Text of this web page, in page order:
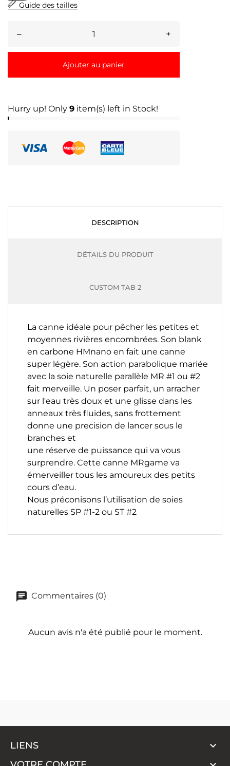
Guide des tailles
– +
Ajouter au panier
Hurry up! Only 9 item(s) left in Stock!
DESCRIPTION
DÉTAILS DU PRODUIT
CUSTOM TAB 2
La canne idéale pour pêcher les petites et
moyennes rivières encombrées. Son blank
en carbone HMnano en fait une canne
super légère. Son action parabolique mariée
avec la soie naturelle parallèle MR #1 ou #2
fait merveille. Un poser parfait, un arracher
sur l'eau très doux et une glisse dans les
anneaux très fluides, sans frottement
donne une precision de lancer sous le
branches et
une réserve de puissance qui va vous
surprendre. Cette canne MRgame va
émerveiller tous les amoureux des petits
cours d’eau.
Nous préconisons l’utilisation de soies
naturelles SP #1-2 ou ST #2
Commentaires (0)
Aucun avis n'a été publié pour le moment.
LIENS 